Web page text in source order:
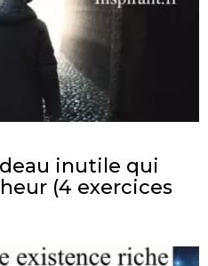
inutile qui
(4 exercices